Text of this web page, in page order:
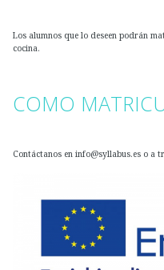
Los alumnos que lo deseen podrán
cocina.
COMO
Contáctanos en info@syllabus.es o a